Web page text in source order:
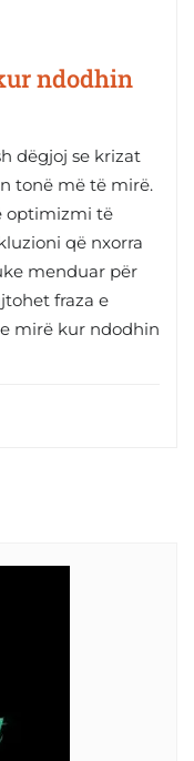
ndodhin
dëgjoj se krizat
tonë më të mirë.
optimizmi të
që nxorra
menduar për
fraza e
mirë kur ndodhin